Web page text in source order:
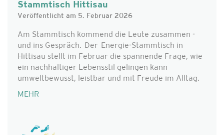
Stammtisch Hittisau
Veröffentlicht am 5. Februar 2026
Am Stammtisch kommend die Leute zusammen -
und ins Gespräch. Der Energie-Stammtisch in
Hittisau stellt im Februar die spannende Frage, wie
ein nachhaltiger Lebensstil gelingen kann –
umweltbewusst, leistbar und mit Freude im Alltag.
MEHR